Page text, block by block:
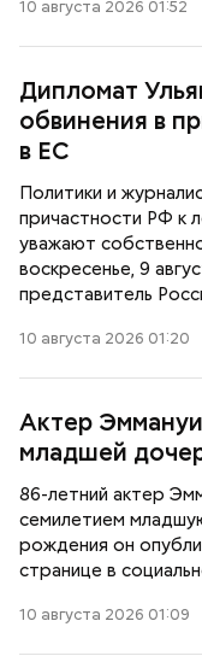
10 августа 2026 01:52
Дипломат
обвинения в
в ЕС
Политики и
причастности РФ к
уважают
воскресенье, 9
представитель
10 августа 2026 01:20
Актер
младшей
86-летний актер
семилетием
рождения он
странице в
10 августа 2026 01:09